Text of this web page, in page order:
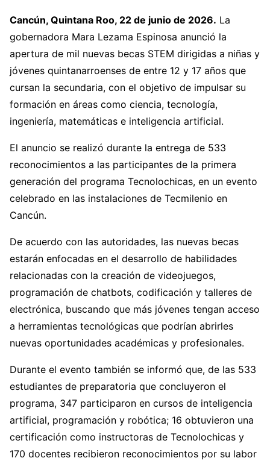
Cancún, Quintana Roo, 22 de junio de 2026. La
gobernadora Mara Lezama Espinosa anunció la
apertura de mil nuevas becas STEM dirigidas a niñas y
jóvenes quintanarroenses de entre 12 y 17 años que
cursan la secundaria, con el objetivo de impulsar su
formación en áreas como ciencia, tecnología,
ingeniería, matemáticas e inteligencia artificial.
El anuncio se realizó durante la entrega de 533
reconocimientos a las participantes de la primera
generación del programa Tecnolochicas, en un evento
celebrado en las instalaciones de Tecmilenio en
Cancún.
De acuerdo con las autoridades, las nuevas becas
estarán enfocadas en el desarrollo de habilidades
relacionadas con la creación de videojuegos,
programación de chatbots, codificación y talleres de
electrónica, buscando que más jóvenes tengan acceso
a herramientas tecnológicas que podrían abrirles
nuevas oportunidades académicas y profesionales.
Durante el evento también se informó que, de las 533
estudiantes de preparatoria que concluyeron el
programa, 347 participaron en cursos de inteligencia
artificial, programación y robótica; 16 obtuvieron una
certificación como instructoras de Tecnolochicas y
170 docentes recibieron reconocimientos por su labor